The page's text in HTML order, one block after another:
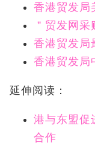
香港贸发局
＂贸发网采
香港贸发局
香港贸发局
延伸阅读：
港与东盟
合作